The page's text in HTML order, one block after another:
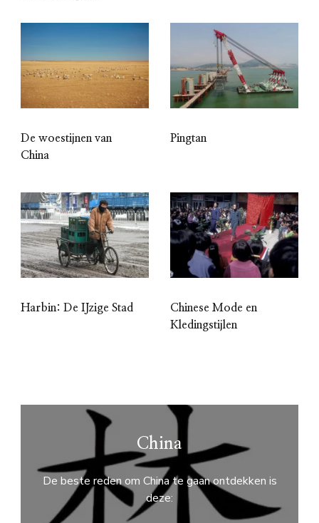
De woestijnen van
China
Pingtan
Harbin: De IJzige Stad
Chinese Mode en
Kledingstijlen
China
De beste reden om China te gaan ontdekken is
deze: